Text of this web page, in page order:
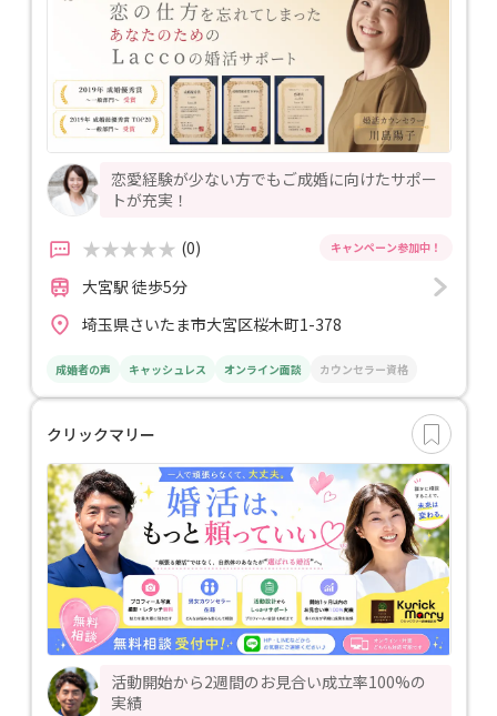
恋愛経験が少ない方でもご成婚に向けたサポー
トが充実！
(0)
大宮駅 徒歩5分
埼玉県さいたま市大宮区桜木町1-378
成婚者の声 キャッシュレス オンライン面談 カウンセラー資格
クリックマリー
活動開始から2週間のお見合い成立率100%の
実績